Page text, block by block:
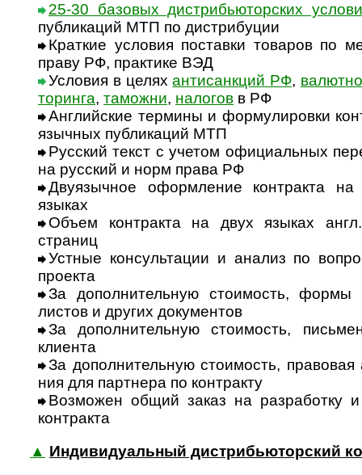
25-30 базовых дистрибьюторских
пуб­ли­ка­ций МТП по дист­ри­буции
Краткие условия поставки товаров по
праву РФ, прак­тике ВЭД
Условия в целяхантисанкций РФ,
то­ри­нга, тамо­жни, нало­гов в РФ
Английские термины и формулировки
языч­ных публи­ка­ций МТП
Русский текст с учетом официальных
на рус­ский и норм права РФ
Двуязычное оформление контракта
языках
Объем контракта на двух языках
страниц
Устные консультации и анализ по
про­екта
За дополнительную стоимость, формы
листов и дру­гих доку­ментов
За дополнительную стоимость,
клиента
За дополнительную стоимость,
ния для парт­нера по конт­ракту
Возможен общий заказ на разработку
конт­ракта
▲ Индивидуальный дистрибьюторский